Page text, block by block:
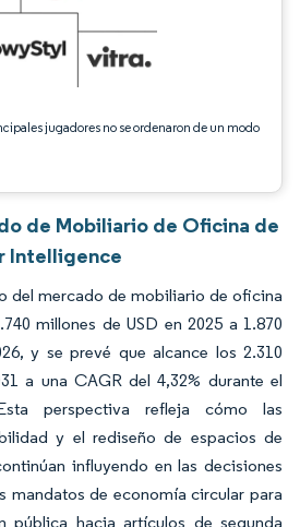
jugadores no se ordenaron de un modo
de Mobiliario de Oficina de
Intelligence
del mercado de mobiliario de oficina
millones de USD en 2025 a 1.870
y se prevé que alcance los 2.310
a una CAGR del 4,32% durante el
perspectiva refleja cómo las
y el rediseño de espacios de
influyendo en las decisiones
mandatos de economía circular para
pública hacia artículos de segunda